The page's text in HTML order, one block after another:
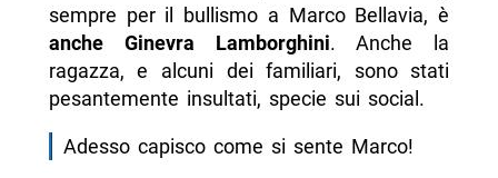
sempre per il bullismo a Marco Bellavia, è
anche Ginevra Lamborghini. Anche la
ragazza, e alcuni dei familiari, sono stati
pesantemente insultati, specie sui social.
Adesso capisco come si sente Marco!